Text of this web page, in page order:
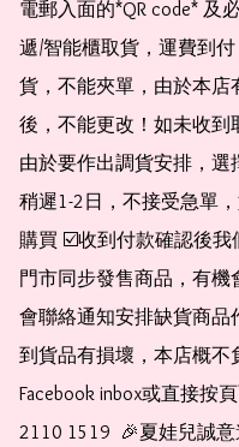
電郵入面的*QR code* 及
遞/智能櫃取貨，運費到
貨，不能夾單，由於本
後，不能更改！如未收到
由於要作出調貨安排，
稍遲1-2日，不接受急單
購買 ☑️收到付款確認後我
門市同步發售商品，有
會聯絡通知安排缺貨商
到貨品有損壞，本店概不
Facebook inbox或直接按
2110 1519  🎉夏娃兒誠